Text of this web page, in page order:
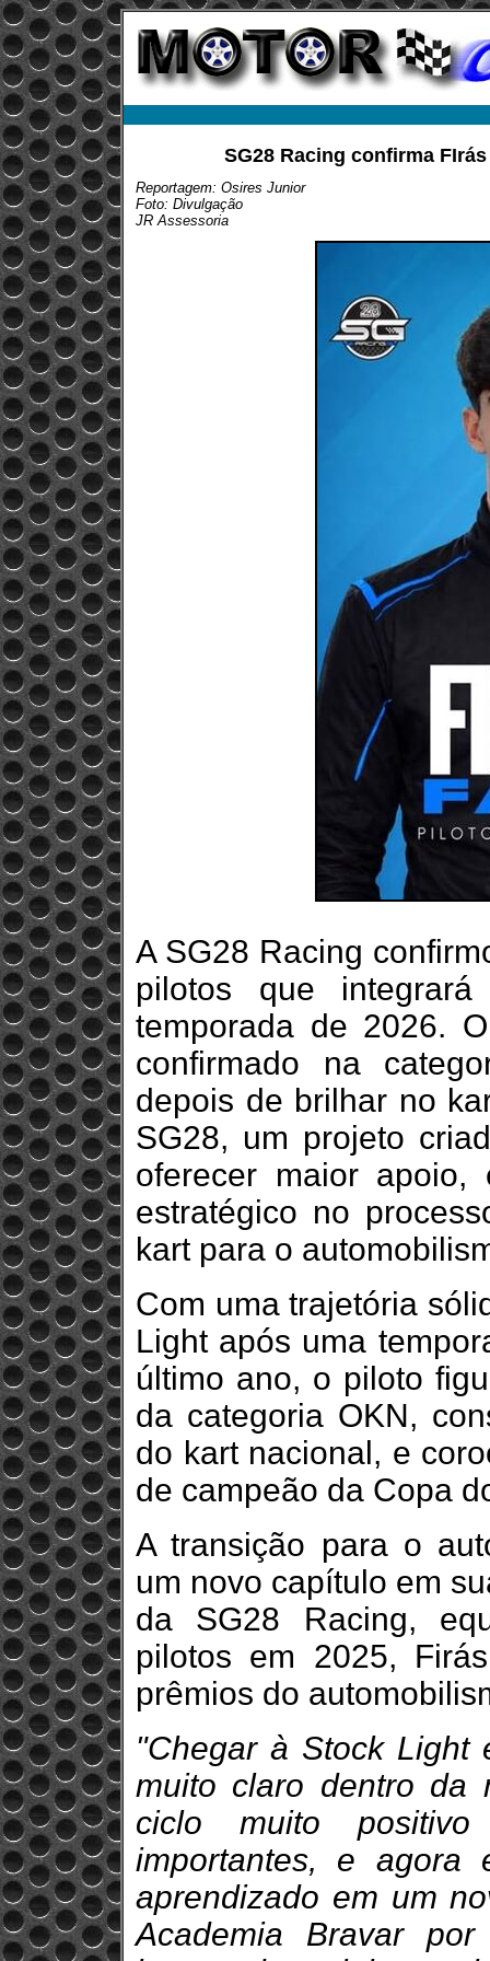
SG28 Racing confirma
Reportagem: Osires Junior
Foto: Divulgação
JR Assessoria
A SG28 Racing
pilotos que
temporada de 2026.
confirmado na
depois de brilhar no
SG28, um projeto
oferecer maior apoio,
estratégico no
kart para o
Com uma trajetória
Light após uma
último ano, o piloto
da categoria OKN,
do kart nacional, e
de campeão da Copa
A transição para o
um novo capítulo em
da SG28 Racing,
pilotos em 2025,
prêmios do
"Chegar à Stock Light
muito claro dentro da
ciclo muito
importantes, e
aprendizado em um
Academia Bravar